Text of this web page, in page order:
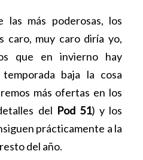
las más poderosas, los
caro, muy caro diría yo,
que en invierno hay
baja la cosa
más ofertas en los
del Pod 51) y los
prácticamente a la
del año.